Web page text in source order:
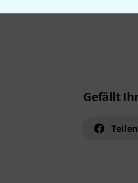
Gefällt
Teilen